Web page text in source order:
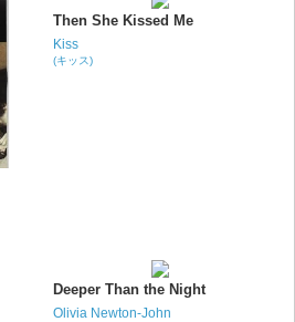
Then She Kissed Me
Kiss
(キッス)
Deeper Than the Night
Olivia Newton-John